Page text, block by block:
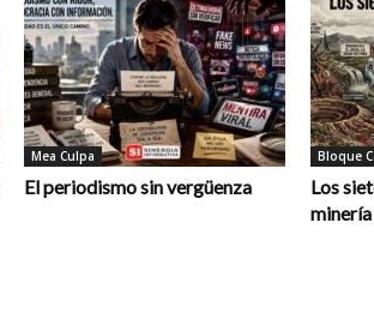
Mea Culpa
El periodismo sin vergüenza
Bloque
Los
minería